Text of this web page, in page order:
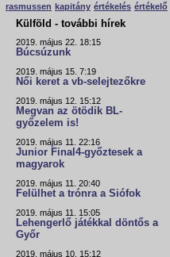
rasmussen kapitány értékelés értékelő
Külföld - további hírek
2019. május 22. 18:15
Búcsúzunk
2019. május 15. 7:19
Női keret a vb-selejtezőkre
2019. május 12. 15:12
Megvan az ötödik BL-
győzelem is!
2019. május 11. 22:16
Junior Final4-győztesek a
magyarok
2019. május 11. 20:40
Felülhet a trónra a Siófok
2019. május 11. 15:05
Lehengerlő játékkal döntős a
Győr
2019. május 10. 15:12